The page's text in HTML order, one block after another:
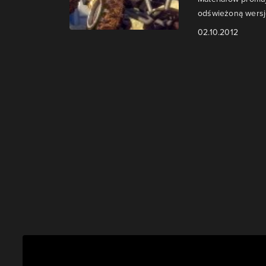
odświeżoną
02.10.2012